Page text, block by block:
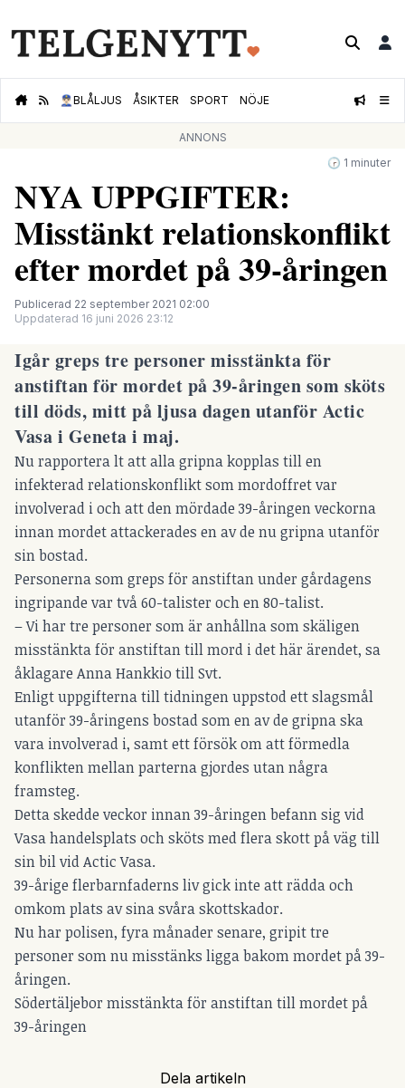
👮🏻‍♂️BLÅLJUS ÅSIKTER SPORT NÖJE
ANNONS
🕝 1 minuter
NYA UPPGIFTER:
Misstänkt relationskonflikt
efter mordet på 39-åringen
Publicerad 22 september 2021 02:00
Uppdaterad 16 juni 2026 23:12
Igår greps tre personer misstänkta för
anstiftan för mordet på 39-åringen som sköts
till döds, mitt på ljusa dagen utanför Actic
Vasa i Geneta i maj.
Nu rapportera lt att alla gripna kopplas till en
infekterad relationskonflikt som mordoffret var
involverad i och att den mördade 39-åringen veckorna
innan mordet attackerades en av de nu gripna utanför
sin bostad.
Personerna som greps för anstiftan under gårdagens
ingripande var två 60-talister och en 80-talist.
– Vi har tre personer som är anhållna som skäligen
misstänkta för anstiftan till mord i det här ärendet, sa
åklagare Anna Hankkio till Svt.
Enligt uppgifterna till tidningen uppstod ett slagsmål
utanför 39-åringens bostad som en av de gripna ska
vara involverad i, samt ett försök om att förmedla
konflikten mellan parterna gjordes utan några
framsteg.
Detta skedde veckor innan 39-åringen befann sig vid
Vasa handelsplats och sköts med flera skott på väg till
sin bil vid Actic Vasa.
39-årige flerbarnfaderns liv gick inte att rädda och
omkom plats av sina svåra skottskador.
Nu har polisen, fyra månader senare, gripit tre
personer som nu misstänks ligga bakom mordet på 39-
åringen.
Södertäljebor misstänkta för anstiftan till mordet på
39-åringen
Dela artikeln